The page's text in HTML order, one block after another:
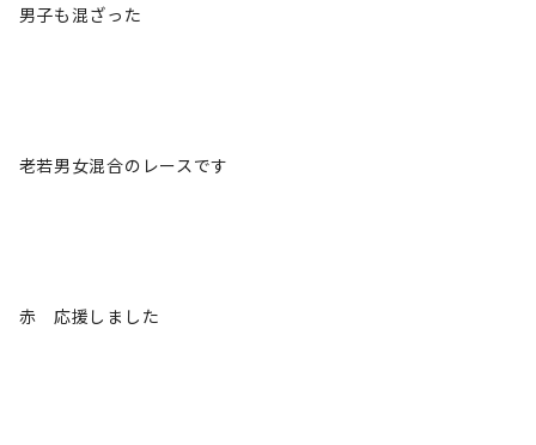
男子も混ざった
老若男女混合のレースです
赤 応援しました